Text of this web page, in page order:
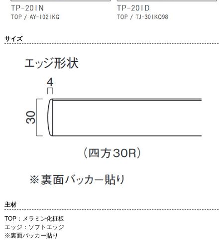
サイズ
主材
TOP：メラミン化粧板
エッジ：ソフトエッジ
※裏面バッカー貼り